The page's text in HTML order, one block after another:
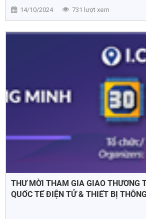
14/10/2024 731 lượt xem
THƯ MỜI THAM GIA GIAO THƯƠNG
QUỐC TẾ ĐIỆN TỬ & THIẾT BỊ